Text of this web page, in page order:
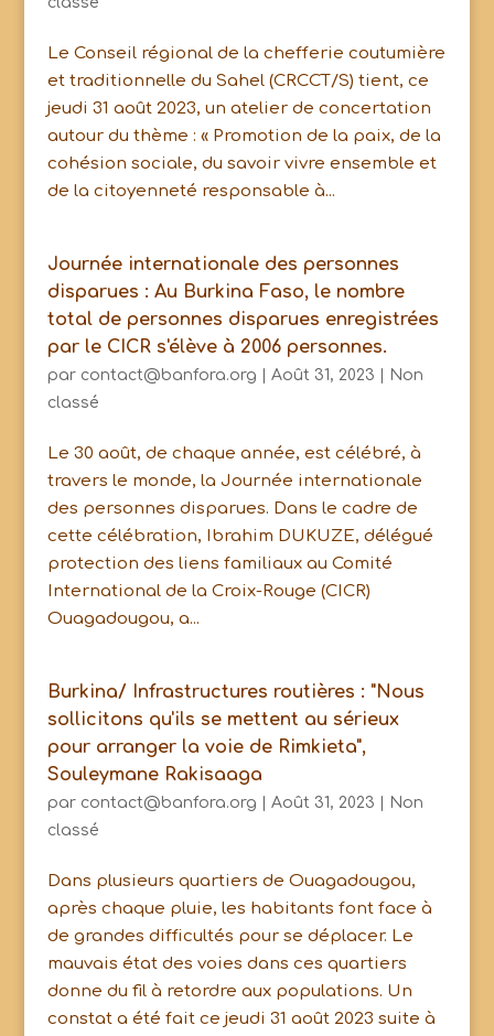
Le Conseil régional de la chefferie coutumière
et traditionnelle du Sahel (CRCCT/S) tient, ce
jeudi 31 août 2023, un atelier de concertation
autour du thème : « Promotion de la paix, de la
cohésion sociale, du savoir vivre ensemble et
de la citoyenneté responsable à...
Journée internationale des personnes
disparues : Au Burkina Faso, le nombre
total de personnes disparues enregistrées
par le CICR s'élève à 2006 personnes.
par contact@banfora.org Août 31, 2023
Non
classé
Le 30 août, de chaque année, est célébré, à
travers le monde, la Journée internationale
des personnes disparues. Dans le cadre de
cette célébration, Ibrahim DUKUZE, délégué
protection des liens familiaux au Comité
International de la Croix-Rouge (CICR)
Ouagadougou, a...
Burkina/ Infrastructures routières : "Nous
sollicitons qu'ils se mettent au sérieux
pour arranger la voie de Rimkieta",
Souleymane Rakisaaga
par contact@banfora.org Août 31, 2023
Non
classé
Dans plusieurs quartiers de Ouagadougou,
après chaque pluie, les habitants font face à
de grandes difficultés pour se déplacer. Le
mauvais état des voies dans ces quartiers
donne du fil à retordre aux populations. Un
constat a été fait ce jeudi 31 août 2023 suite à